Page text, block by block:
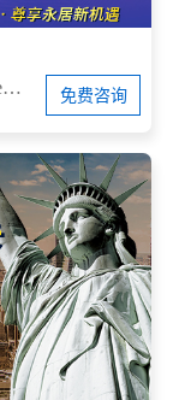
新加坡全球商业投资者计划（GlobalInvestorProgram，简称GIP） 免费咨询